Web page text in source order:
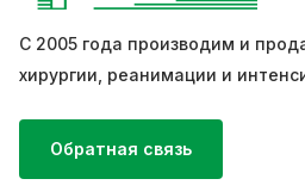
С 2005 года производим и
хирургии, реанимации и
Обратная связь